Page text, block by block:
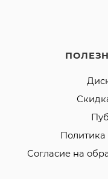
Согласие на